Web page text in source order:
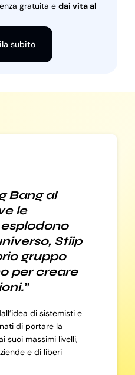
gratuita e dai vita al
subito
Bang al
le
Stiip
gruppo
per creare
di sistemisti e
di portare la
suoi massimi livelli,
e di liberi